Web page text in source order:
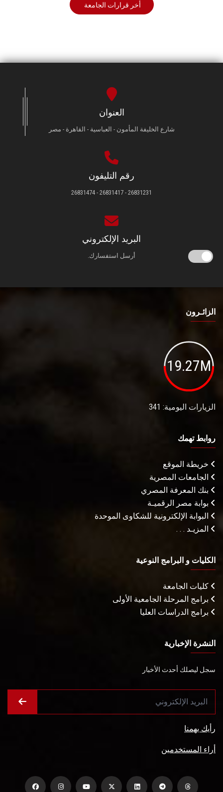
أخر قرارات الجامعة
العنوان
شارع الخليفة المأمون - العباسية - القاهرة - مصر
رقم التليفون
26831231 - 26831417 - 26831474
البريد الإلكتروني
أرسل استفسارك.
الزائـرون
19.27M
الزيارات اليومية: 341
روابط تهمك
خريطة الموقع
الجامعات المصرية
بنك المعرفة المصري
بوابة مصر الرقميـة
البوابة الإلكترونية للشكاوى الموحدة
المزيـد . . .
الكليات و البرامج النوعية
كليات الجامعة
برامج المرحلة الجامعية الأولى
برامج الدراسات العليا
النشرة الإخبارية
سجل ليصلك أحدث الأخبار
رأيك يهمنا
أراء المستخدمين